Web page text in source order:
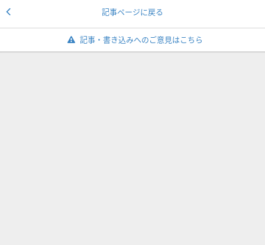
記事ページに戻る
記事・書き込みへのご意見はこちら